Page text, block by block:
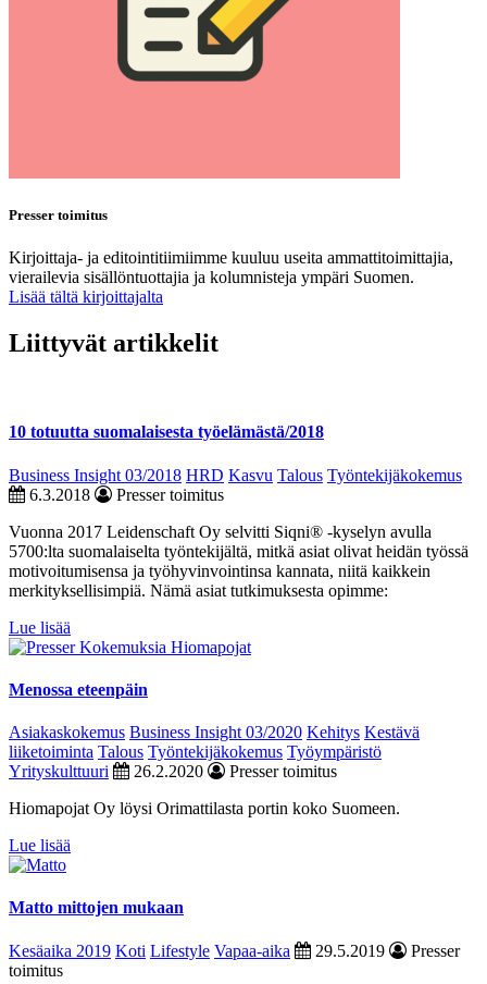
Presser toimitus
Kirjoittaja- ja editointitiimiimme kuuluu useita ammattitoimittajia,
vierailevia sisällöntuottajia ja kolumnisteja ympäri Suomen.
Lisää tältä kirjoittajalta
Liittyvät artikkelit
10 totuutta suomalaisesta työelämästä/2018
Business Insight 03/2018 HRD Kasvu Talous Työntekijäkokemus
6.3.2018
Presser toimitus
Vuonna 2017 Leidenschaft Oy selvitti Siqni® -kyselyn avulla
5700:lta suomalaiselta työntekijältä, mitkä asiat olivat heidän työssä
motivoitumisensa ja työhyvinvointinsa kannata, niitä kaikkein
merkityksellisimpiä. Nämä asiat tutkimuksesta opimme:
Lue lisää
Menossa eteenpäin
Asiakaskokemus Business Insight 03/2020 Kehitys Kestävä
liiketoiminta Talous Työntekijäkokemus Työympäristö
Yrityskulttuuri
26.2.2020
Presser toimitus
Hiomapojat Oy löysi Orimattilasta portin koko Suomeen.
Lue lisää
Matto mittojen mukaan
Kesäaika 2019 Koti Lifestyle Vapaa-aika 29.5.2019
Presser
toimitus